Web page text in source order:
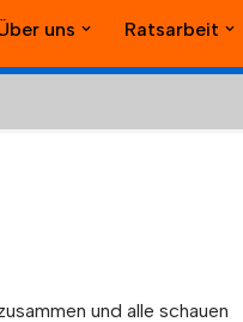
uns Ratsarbeit
und alle schauen